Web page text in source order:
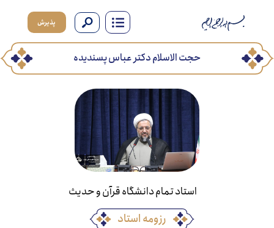
حجت الاسلام دکتر عباس پسندیده
استاد تمام دانشگاه قرآن و حدیث
رزومه استاد